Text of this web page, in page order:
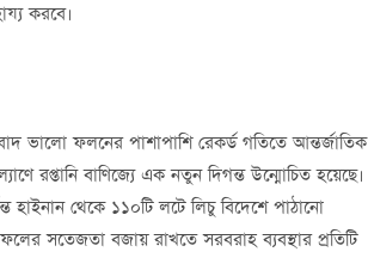
করবে।
ভালো ফলনের পাশাপাশি রেকর্ড গতিতে আন্তর্জাতিক
রপ্তানি বাণিজ্যে এক নতুন দিগন্ত উন্মোচিত হয়েছে।
থেকে ১১০টি লটে লিচু বিদেশে পাঠানো
সতেজতা বজায় রাখতে সরবরাহ ব্যবস্থার প্রতিটি